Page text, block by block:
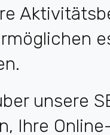
unsere
Ihre